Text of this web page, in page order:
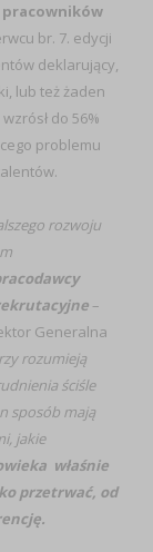
pracowników
br. 7. edycji
deklarujący,
lub też żaden
do 56%
problemu
rozwoju
–
Generalna
rozumieją
ściśle
sposób mają
jakie
właśnie
przetrwać, od